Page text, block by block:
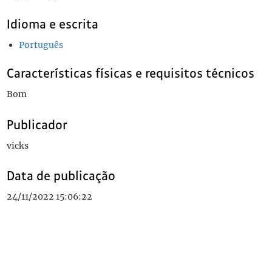
Idioma e escrita
Português
Características físicas e requisitos técnicos
Bom
Publicador
vicks
Data de publicação
24/11/2022 15:06:22